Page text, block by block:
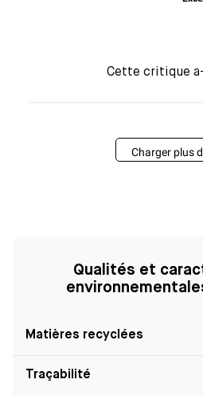
Cette critique
Charger plus
Qualités et
Matières recyclées
Traçabilité